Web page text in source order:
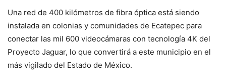
Una red de 400 kilómetros de fibra óptica está siendo
instalada en colonias y comunidades de Ecatepec para
conectar las mil 600 videocámaras con tecnología 4K del
Proyecto Jaguar, lo que convertirá a este municipio en el
más vigilado del Estado de México.